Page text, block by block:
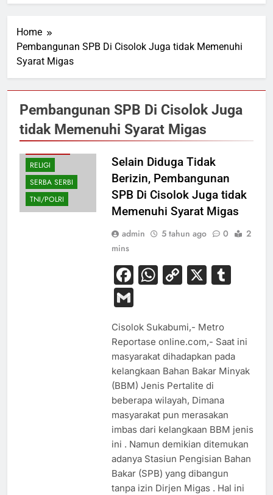
Home
Pembangunan SPB Di Cisolok Juga tidak Memenuhi
Syarat Migas
Pembangunan SPB Di Cisolok Juga
tidak Memenuhi Syarat Migas
HUKUM
PENDIDIKAN
RELIGI
SERBA SERBI
TNI/POLRI
Selain Diduga Tidak
Berizin, Pembangunan
SPB Di Cisolok Juga tidak
Memenuhi Syarat Migas
admin 5 tahun ago 0
2
mins
Facebook
WhatsApp
Copy
X
Gmail
Cisolok Sukabumi,- Metro
Reportase online.com,- Saat ini
masyarakat dihadapkan pada
kelangkaan Bahan Bakar Minyak
(BBM) Jenis Pertalite di
beberapa wilayah, Dimana
masyarakat pun merasakan
imbas dari kelangkaan BBM jenis
ini . Namun demikian ditemukan
adanya Stasiun Pengisian Bahan
Bakar (SPB) yang dibangun
tanpa izin Dirjen Migas . Hal ini